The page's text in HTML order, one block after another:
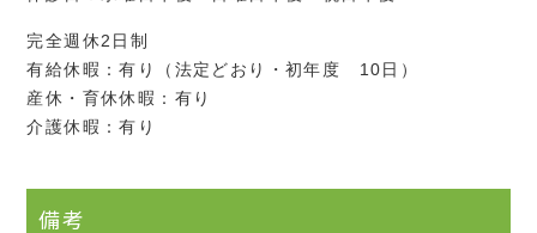
完全週休2日制
有給休暇：有り（法定どおり・初年度 10日）
産休・育休休暇：有り
介護休暇：有り
備考